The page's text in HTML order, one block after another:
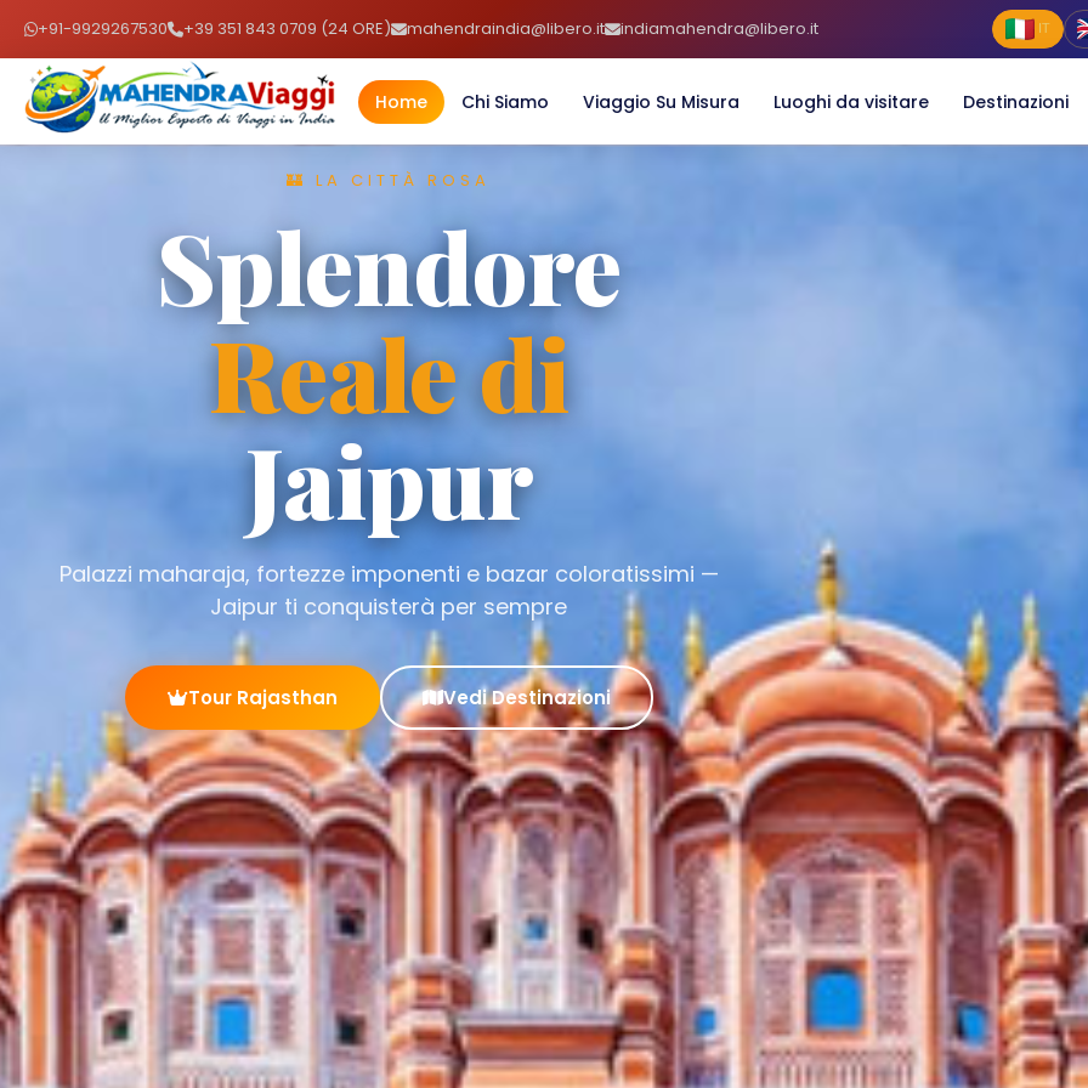
+91-9929267530 +39 351 843 0709 (24 ORE) mahendraindia@libero.it indiamahendra@libero.it IT
Home Chi Siamo Viaggio Su Misura Luoghi da visitare Destinazioni
🏰 LA CITTÀ ROSA
Splendore
Reale di
Jaipur
maharaja, fortezze imponenti e bazar coloratissimi —
Jaipur ti conquisterà per sempre
Tour Rajasthan Vedi Destinazioni